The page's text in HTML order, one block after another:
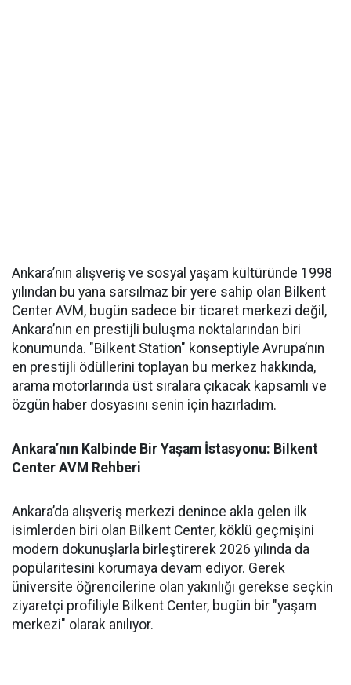
Ankara’nın alışveriş ve sosyal yaşam kültüründe 1998
yılından bu yana sarsılmaz bir yere sahip olan Bilkent
Center AVM, bugün sadece bir ticaret merkezi değil,
Ankara’nın en prestijli buluşma noktalarından biri
konumunda. "Bilkent Station" konseptiyle Avrupa’nın
en prestijli ödüllerini toplayan bu merkez hakkında,
arama motorlarında üst sıralara çıkacak kapsamlı ve
özgün haber dosyasını senin için hazırladım.
Ankara’nın Kalbinde Bir Yaşam İstasyonu: Bilkent
Center AVM Rehberi
Ankara’da alışveriş merkezi denince akla gelen ilk
isimlerden biri olan Bilkent Center, köklü geçmişini
modern dokunuşlarla birleştirerek 2026 yılında da
popülaritesini korumaya devam ediyor. Gerek
üniversite öğrencilerine olan yakınlığı gerekse seçkin
ziyaretçi profiliyle Bilkent Center, bugün bir "yaşam
merkezi" olarak anılıyor.